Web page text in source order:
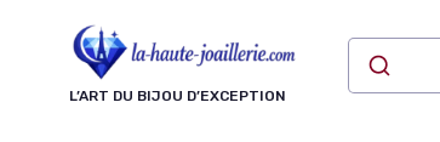
L’ART DU BIJOU D’EXCEPTION